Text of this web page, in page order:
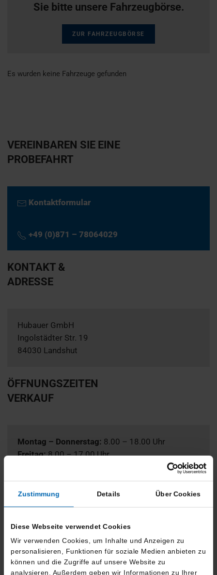
Zustimmung Details Über Cookies
Diese Webseite verwendet Cookies
Wir verwenden Cookies, um Inhalte und Anzeigen zu
personalisieren, Funktionen für soziale Medien anbieten zu
können und die Zugriffe auf unsere Website zu
analysieren. Außerdem geben wir Informationen zu Ihrer
Sie bitte unsere Fahrzeugbörse.
ZUR FAHRZEUGBÖRSE
Es wurden keine Fahrzeuge gefunden
VEREINBAREN SIE EINE
PROBEFAHRT
Kontaktformular
+49 (0)871 – 78064029
KONTAKT &
ADRESSE
Hubauer GmbH
Ingolstädter Str. 19
84030 Landshut
ÖFFNUNGSZEITEN
VERKAUF
Montag – Donnerstag: 8.00 – 18.00 Uhr
Freitag:8.00 – 17.00 Uhr
KRAFTSTOFF-
/STROMVERBRAUCH UND CO2-
EMISSIONEN